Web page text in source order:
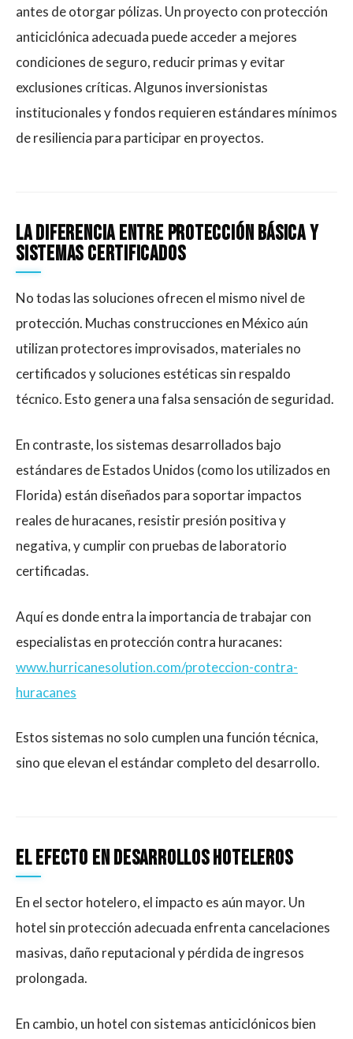
antes de otorgar pólizas. Un proyecto con protección
anticiclónica adecuada puede acceder a mejores
condiciones de seguro, reducir primas y evitar
exclusiones críticas. Algunos inversionistas
institucionales y fondos requieren estándares mínimos
de resiliencia para participar en proyectos.
La diferencia entre protección básica y
sistemas certificados
No todas las soluciones ofrecen el mismo nivel de
protección. Muchas construcciones en México aún
utilizan protectores improvisados, materiales no
certificados y soluciones estéticas sin respaldo
técnico. Esto genera una falsa sensación de seguridad.
En contraste, los sistemas desarrollados bajo
estándares de Estados Unidos (como los utilizados en
Florida) están diseñados para soportar impactos
reales de huracanes, resistir presión positiva y
negativa, y cumplir con pruebas de laboratorio
certificadas.
Aquí es donde entra la importancia de trabajar con
especialistas en protección contra huracanes:
www.hurricanesolution.com/proteccion-contra-
huracanes
Estos sistemas no solo cumplen una función técnica,
sino que elevan el estándar completo del desarrollo.
El efecto en desarrollos hoteleros
En el sector hotelero, el impacto es aún mayor. Un
hotel sin protección adecuada enfrenta cancelaciones
masivas, daño reputacional y pérdida de ingresos
prolongada.
En cambio, un hotel con sistemas anticiclónicos bien